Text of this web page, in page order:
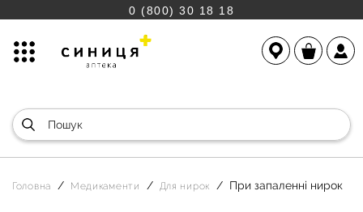
0 (800) 30 18 18
Головна Медикаменти Для нирок При запаленні нирок